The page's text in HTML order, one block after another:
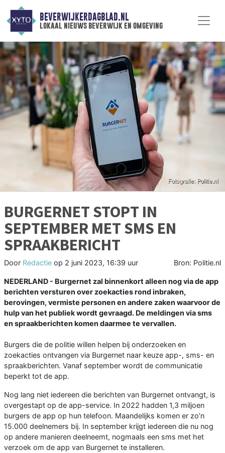
BEVERWIJKERDAGBLAD.NL
lokaal nieuws beverwijk en omgeving
BURGERNET STOPT IN
SEPTEMBER MET SMS EN
SPRAAKBERICHT
Door Redactie op 2 juni 2023, 16:39 uur Bron: Politie.nl
NEDERLAND - Burgernet zal binnenkort alleen nog via de app
berichten versturen over zoekacties rond inbraken,
berovingen, vermiste personen en andere zaken waarvoor de
hulp van het publiek wordt gevraagd. De meldingen via sms
en spraakberichten komen daarmee te vervallen.
Burgers die de politie willen helpen bij onderzoeken en
zoekacties ontvangen via Burgernet naar keuze app-, sms- en
spraakberichten. Vanaf september wordt de communicatie
beperkt tot de app.
Nog lang niet iedereen die berichten van Burgernet ontvangt, is
overgestapt op de app-service. In 2022 hadden 1,3 miljoen
burgers de app op hun telefoon. Maandelijks komen er zo’n
15.000 deelnemers bij. In september krijgt iedereen die nu nog
op andere manieren deelneemt, nogmaals een sms met het
verzoek om de app van Burgernet te installeren.